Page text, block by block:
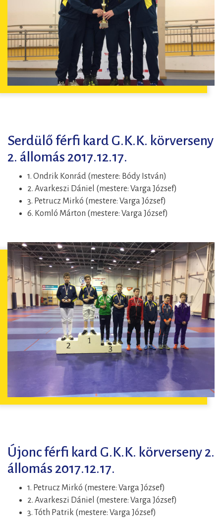
Serdülő férfi kard G.K.K. körverseny
2. állomás 2017.12.17.
1. Ondrik Konrád (mestere: Bódy István)
2. Avarkeszi Dániel (mestere: Varga József)
3. Petrucz Mirkó (mestere: Varga József)
6. Komló Márton (mestere: Varga József)
Újonc férfi kard G.K.K. körverseny 2.
állomás 2017.12.17.
1. Petrucz Mirkó (mestere: Varga József)
2. Avarkeszi Dániel (mestere: Varga József)
3. Tóth Patrik (mestere: Varga József)